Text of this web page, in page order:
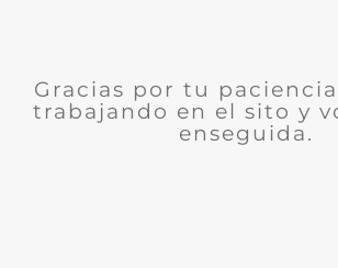
Gracias por tu
trabajando en el sito y
enseguida.